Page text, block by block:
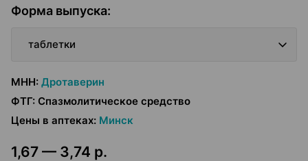
Форма выпуска:
таблетки
МНН: Дротаверин
ФТГ: Спазмолитическое средство
Цены в аптеках: Минск
1,67 — 3,74 р.